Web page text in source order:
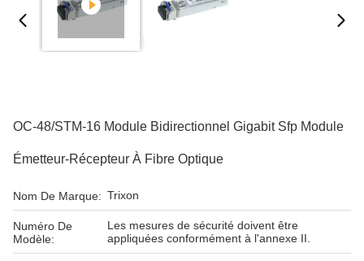
OC-48/STM-16 Module Bidirectionnel Gigabit Sfp Module
Émetteur-Récepteur À Fibre Optique
Nom De Marque: Trixon
Numéro De
Modèle:
Les mesures de sécurité doivent être
appliquées conformément à l'annexe II.